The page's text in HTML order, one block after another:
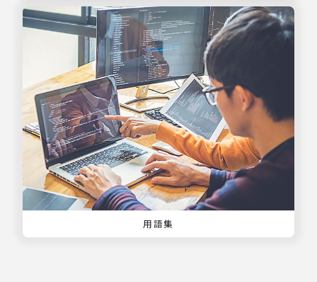
用語集